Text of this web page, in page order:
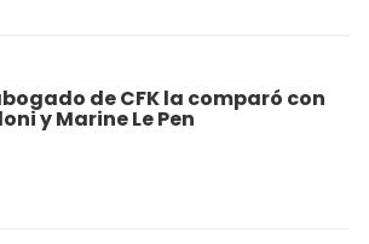
de CFK la comparó con
y Marine Le Pen